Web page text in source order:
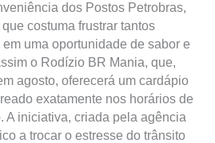
dos Postos Petrobras,
costuma frustrar tantos
uma oportunidade de sabor e
o Rodízio BR Mania, que,
agosto, oferecerá um cardápio
exatamente nos horários de
A iniciativa, criada pela agência
a trocar o estresse do trânsito